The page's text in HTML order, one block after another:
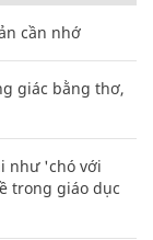
cần nhớ
giác bằng thơ,
như 'chó với
trong giáo dục